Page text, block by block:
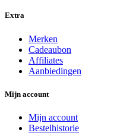
Extra
Merken
Cadeaubon
Affiliates
Aanbiedingen
Mijn account
Mijn account
Bestelhistorie